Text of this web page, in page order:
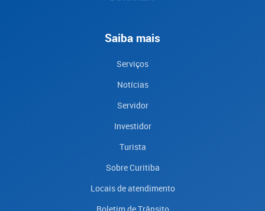
Saiba mais
Serviços
Notícias
Servidor
Investidor
Turista
Sobre Curitiba
Locais de atendimento
Boletim de Trânsito